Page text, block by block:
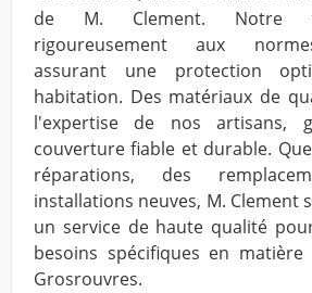
de M. Clement. Notre
rigoureusement aux
assurant une protection
habitation. Des matériaux de
l'expertise de nos artisans,
couverture fiable et durable.
réparations, des
installations neuves, M. Clement
un service de haute qualité
besoins spécifiques en
Grosrouvres.